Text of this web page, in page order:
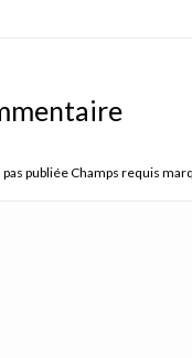
publiée Champs requis